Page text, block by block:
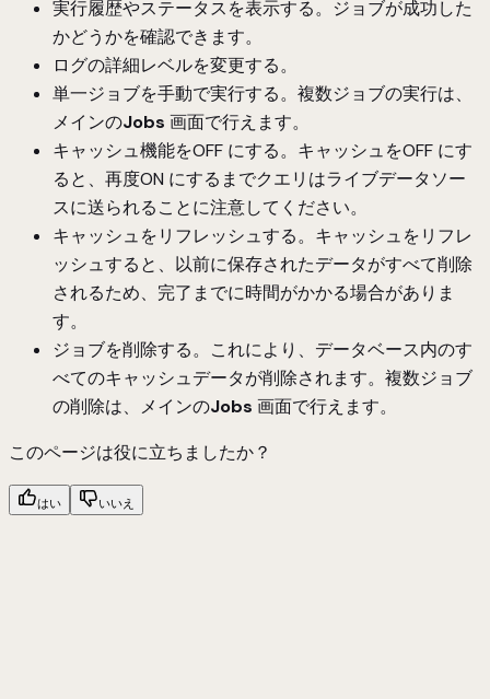
実行履歴やステータスを表示する。ジョブが成功した
かどうかを確認できます。
ログの詳細レベルを変更する。
単一ジョブを手動で実行する。複数ジョブの実行は、
メインのJobs 画面で行えます。
キャッシュ機能をOFF にする。キャッシュをOFF にす
ると、再度ON にするまでクエリはライブデータソー
スに送られることに注意してください。
キャッシュをリフレッシュする。キャッシュをリフレ
ッシュすると、以前に保存されたデータがすべて削除
されるため、完了までに時間がかかる場合がありま
す。
ジョブを削除する。これにより、データベース内のす
べてのキャッシュデータが削除されます。複数ジョブ
の削除は、メインのJobs 画面で行えます。
このページは役に立ちましたか？
はい いいえ